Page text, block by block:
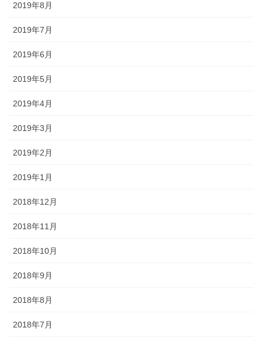
2019年8月
2019年7月
2019年6月
2019年5月
2019年4月
2019年3月
2019年2月
2019年1月
2018年12月
2018年11月
2018年10月
2018年9月
2018年8月
2018年7月